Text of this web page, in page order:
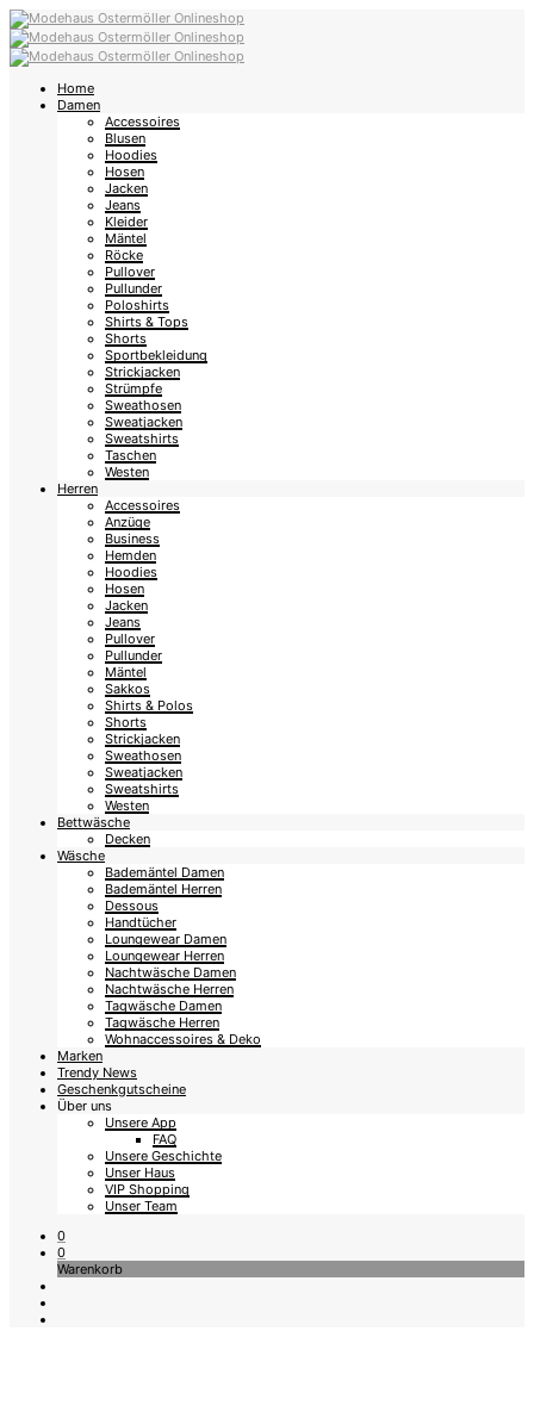
Home
Damen
Accessoires
Blusen
Hoodies
Hosen
Jacken
Jeans
Kleider
Mäntel
Röcke
Pullover
Pullunder
Poloshirts
Shirts & Tops
Shorts
Sportbekleidung
Strickjacken
Strümpfe
Sweathosen
Sweatjacken
Sweatshirts
Taschen
Westen
Herren
Accessoires
Anzüge
Business
Hemden
Hoodies
Hosen
Jacken
Jeans
Pullover
Pullunder
Mäntel
Sakkos
Shirts & Polos
Shorts
Strickjacken
Sweathosen
Sweatjacken
Sweatshirts
Westen
Bettwäsche
Decken
Wäsche
Bademäntel Damen
Bademäntel Herren
Dessous
Handtücher
Loungewear Damen
Loungewear Herren
Nachtwäsche Damen
Nachtwäsche Herren
Tagwäsche Damen
Tagwäsche Herren
Wohnaccessoires & Deko
Marken
Trendy News
Geschenkgutscheine
Über uns
Unsere App
FAQ
Unsere Geschichte
Unser Haus
VIP Shopping
Unser Team
0
0
Warenkorb